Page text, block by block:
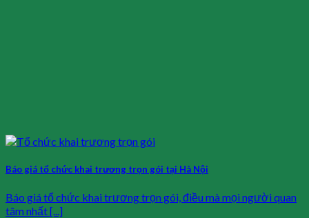
Báo giá tổ chức khai trương trọn gói tại Hà Nội
Báo giá tổ chức khai trương trọn gói, điều mà mọi người quan
tâm nhất [...]